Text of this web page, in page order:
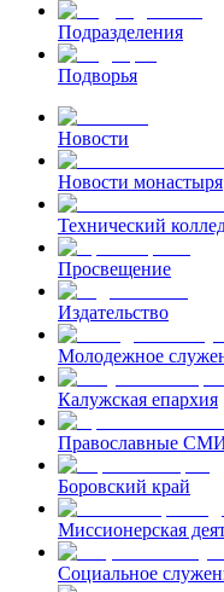
Подразделения
Подворья
Новости
Новости монастыря
Технический
Просвещение
Издательство
Молодежное
Калужская епархия
Православные
Боровский край
Миссионерская
Социальное